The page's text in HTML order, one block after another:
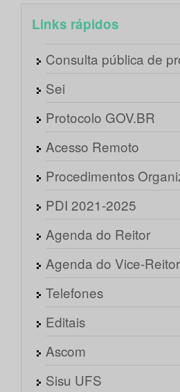
Links rápidos
Consulta pública de
Sei
Protocolo GOV.BR
Acesso Remoto
Procedimentos
PDI 2021-2025
Agenda do Reitor
Agenda do Vice-Reitor
Telefones
Editais
Ascom
Sisu UFS